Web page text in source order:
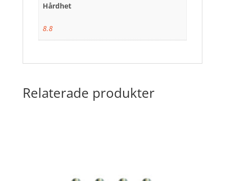
Hårdhet
8.8
Relaterade produkter